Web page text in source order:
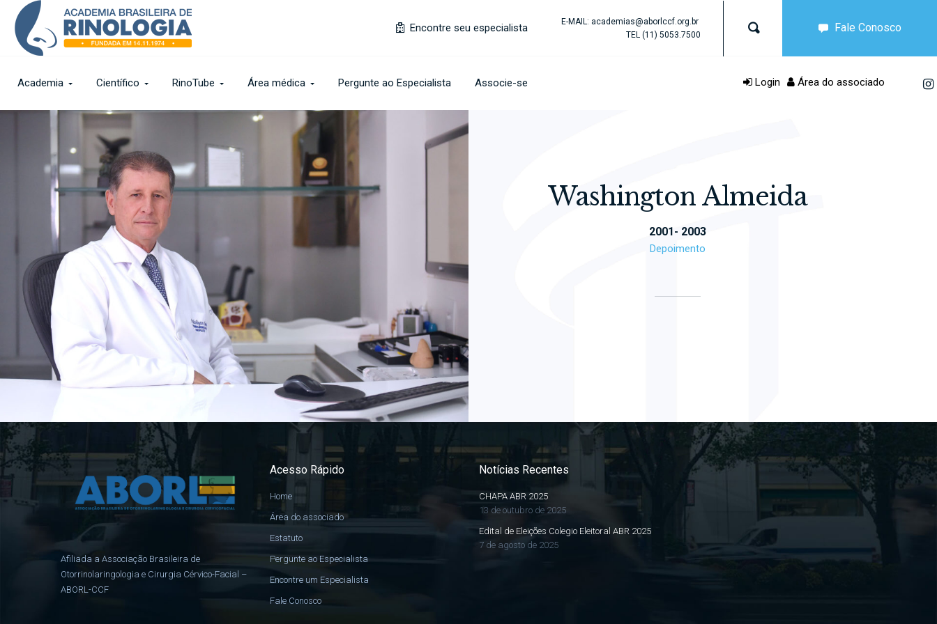
Encontre seu especialista
E-MAIL: academias@aborlccf.org.br
TEL (11) 5053.7500
Fale Conosco
Academia Científico RinoTube Área médica Pergunte ao Especialista Associe-se Login Área do associado
Washington Almeida
2001- 2003
Depoimento
Afiliada a Associação Brasileira de
Otorrinolaringologia e Cirurgia Cérvico-Facial –
ABORL-CCF
Acesso Rápido
Home
Área do associado
Estatuto
Pergunte ao Especialista
Encontre um Especialista
Fale Conosco
Notícias Recentes
CHAPA ABR 2025
13 de outubro de 2025
Edital de Eleições Colegio Eleitoral ABR 2025
7 de agosto de 2025